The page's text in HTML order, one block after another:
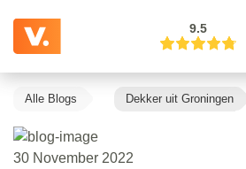
9.5
Alle Blogs Dekker uit Groningen
30 November 2022